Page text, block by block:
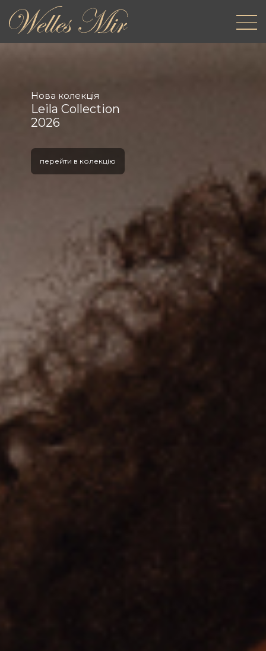
Нова колекція
Leila Collection
2026
перейти в колекцію